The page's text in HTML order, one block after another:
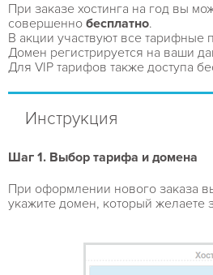
При заказе хостинга на год вы
совершенно бесплатно.
В акции участвуют все тарифные
Домен регистрируется на ваши
Для VIP тарифов также доступа
Инструкция
Шаг 1. Выбор тарифа и домена
При оформлении нового заказа
укажите домен, который желаете